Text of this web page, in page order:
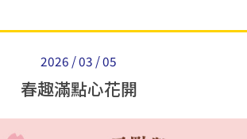
2026 / 03 / 05
春趣滿點心花開